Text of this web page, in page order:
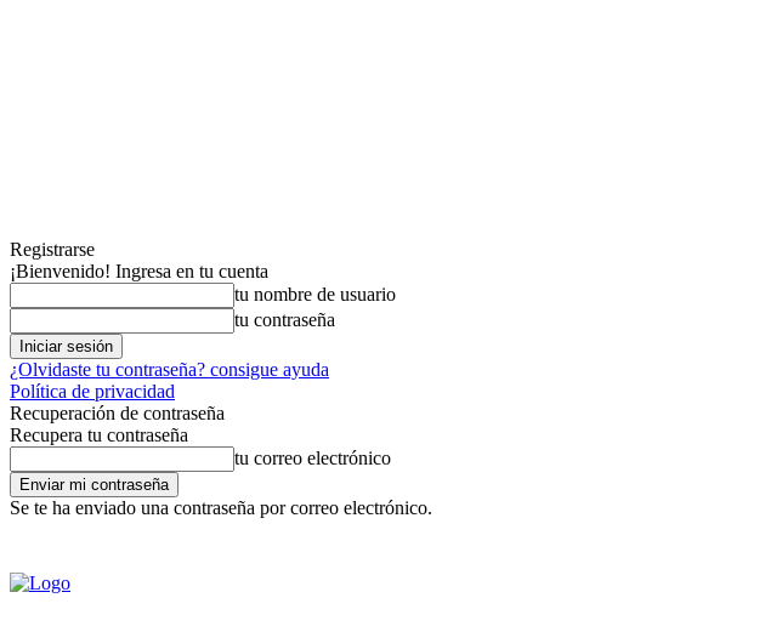
Registrarse
¡Bienvenido! Ingresa en tu cuenta
tu nombre de usuario
tu contraseña
¿Olvidaste tu contraseña? consigue ayuda
Política de privacidad
Recuperación de contraseña
Recupera tu contraseña
tu correo electrónico
Se te ha enviado una contraseña por correo electrónico.